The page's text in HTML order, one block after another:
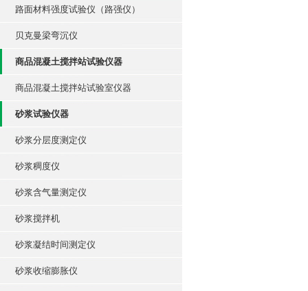
路面材料强度试验仪（路强仪）
贝克曼梁弯沉仪
商品混凝土搅拌站试验仪器
商品混凝土搅拌站试验室仪器
砂浆试验仪器
砂浆分层度测定仪
砂浆稠度仪
砂浆含气量测定仪
砂浆搅拌机
砂浆凝结时间测定仪
砂浆收缩膨胀仪